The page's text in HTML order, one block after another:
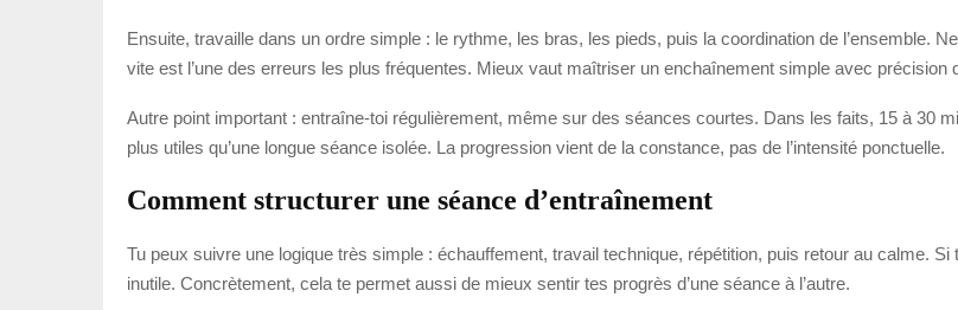
Ensuite, travaille dans un ordre simple : le rythme, les bras, les pieds, puis la coordination de l’ensemble.
vite est l’une des erreurs les plus fréquentes. Mieux vaut maîtriser un enchaînement simple avec précision
Autre point important : entraîne-toi régulièrement, même sur des séances courtes. Dans les faits, 15 à 30
plus utiles qu’une longue séance isolée. La progression vient de la constance, pas de l’intensité ponctuelle.
Comment structurer une séance d’entraînement
Tu peux suivre une logique très simple : échauffement, travail technique, répétition, puis retour au calme.
inutile. Concrètement, cela te permet aussi de mieux sentir tes progrès d’une séance à l’autre.